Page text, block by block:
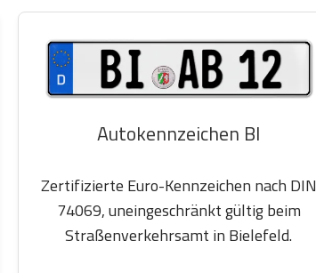
Autokennzeichen BI
Zertifizierte Euro-Kennzeichen nach DIN
74069, uneingeschränkt gültig beim
Straßenverkehrsamt in Bielefeld.